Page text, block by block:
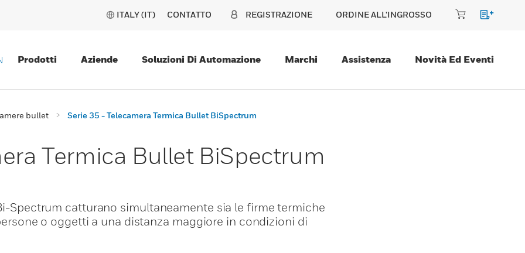
ITALY (IT) CONTATTO REGISTRAZIONE ORDINE ALL'INGROSSO
Prodotti Aziende Soluzioni Di Automazione Marchi Assistenza Novità Ed Eventi
bullet Serie 35 - Telecamera Termica Bullet BiSpectrum
Termica Bullet BiSpectrum
Spectrum catturano simultaneamente sia le firme termiche
o oggetti a una distanza maggiore in condizioni di